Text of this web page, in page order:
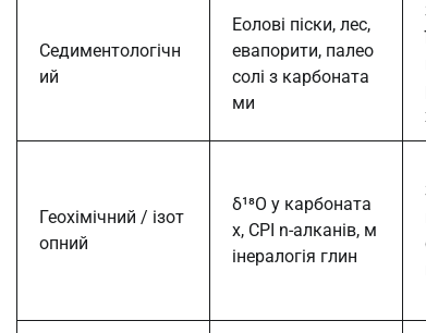
Седиментологічн
ий
Еолові піски, лес,
евапорити, палео
солі з карбоната
ми
Геохімічний / ізот
опний
δ¹⁸O у карбоната
х, CPI n-алканів, м
інералогія глин